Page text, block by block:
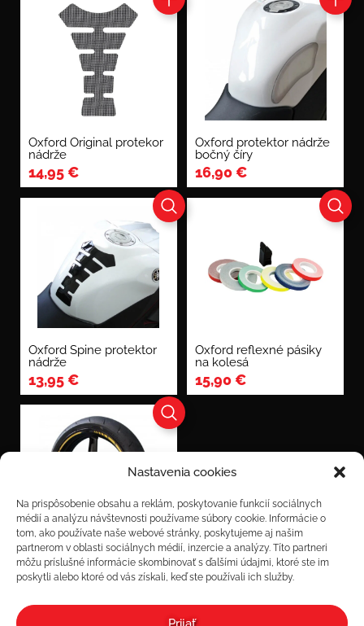
Nastavenia cookies
Na prispôsobenie obsahu a reklám, poskytovanie funkcií sociálnych
médií a analýzu návštevnosti používame súbory cookie. Informácie o
tom, ako používate naše webové stránky, poskytujeme aj našim
partnerom v oblasti sociálnych médií, inzercie a analýzy. Títo partneri
môžu príslušné informácie skombinovať s ďalšími údajmi, ktoré ste im
poskytli alebo ktoré od vás získali, keď ste používali ich služby.
Oxford Original protekor
nádrže
14,95€
Oxford protektor nádrže
bočný číry
16,90€
Oxford Spine protektor
nádrže
13,95€
Oxford reflexné pásiky
na kolesá
15,90€
reflexné pásiky Keiti na
kolesá
15,90